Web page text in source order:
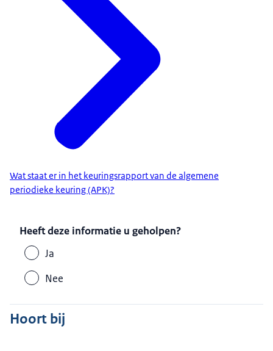
Wat staat er in het keuringsrapport van de algemene
periodieke keuring (APK)?
Heeft deze informatie u geholpen?
Ja
Nee
Hoort bij